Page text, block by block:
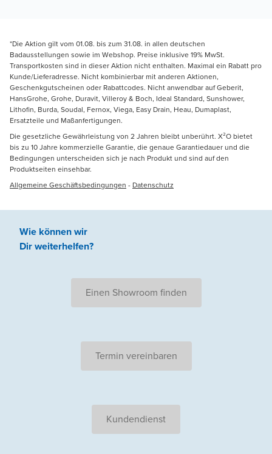
*Die Aktion gilt vom 01.08. bis zum 31.08. in allen deutschen
Badausstellungen sowie im Webshop. Preise inklusive 19% MwSt.
Transportkosten sind in dieser Aktion nicht enthalten. Maximal ein Rabatt pro
Kunde/Lieferadresse. Nicht kombinierbar mit anderen Aktionen,
Geschenkgutscheinen oder Rabattcodes. Nicht anwendbar auf Geberit,
HansGrohe, Grohe, Duravit, Villeroy & Boch, Ideal Standard, Sunshower,
Lithofin, Burda, Soudal, Fernox, Viega, Easy Drain, Heau, Dumaplast,
Ersatzteile und Maßanfertigungen.
Die gesetzliche Gewährleistung von 2 Jahren bleibt unberührt. X²O bietet
bis zu 10 Jahre kommerzielle Garantie, die genaue Garantiedauer und die
Bedingungen unterscheiden sich je nach Produkt und sind auf den
Produktseiten einsehbar.
Allgemeine Geschäftsbedingungen - Datenschutz
Wie können wir
Dir weiterhelfen?
Einen Showroom finden
Termin vereinbaren
Kundendienst